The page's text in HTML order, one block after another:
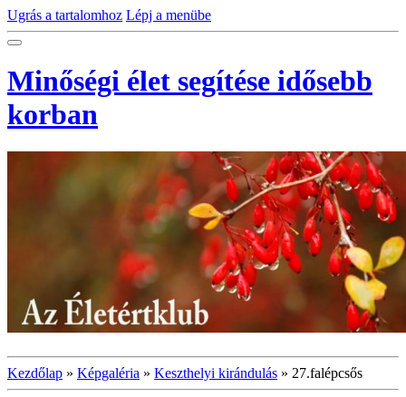
Ugrás a tartalomhoz Lépj a menübe
Minőségi élet segítése idősebb
korban
Kezdőlap » Képgaléria » Keszthelyi kirándulás » 27.falépcsős